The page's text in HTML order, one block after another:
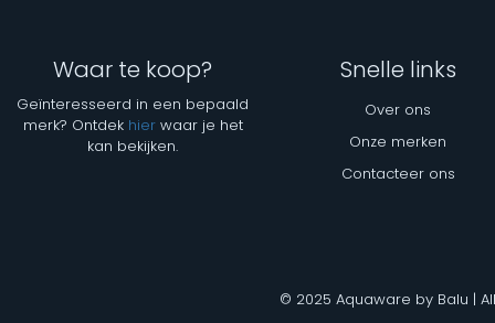
Waar te koop?
Geïnteresseerd in een bepaald
merk? Ontdek hierwaar je het
kan bekijken.
Snelle links
Over ons
Onze merken
Contacteer ons
© 2025 Aquaware by Balu |